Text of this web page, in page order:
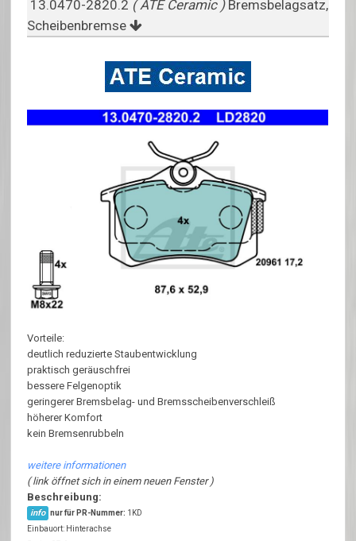
13.0470-2820.2 ( ATE Ceramic ) Bremsbelagsatz,
Scheibenbremse
Vorteile:
deutlich reduzierte Staubentwicklung
praktisch geräuschfrei
bessere Felgenoptik
geringerer Bremsbelag- und Bremsscheibenverschleiß
höherer Komfort
kein Bremsenrubbeln
weitere informationen
( link öffnet sich in einem neuen Fenster )
Beschreibung:
info nur für PR-Nummer: 1KD
Einbauort: Hinterachse